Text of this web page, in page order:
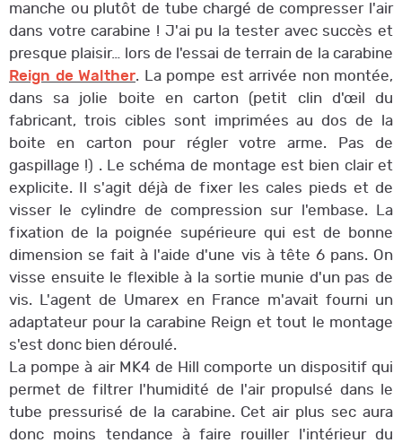
manche ou plutôt de tube chargé de compresser l'air
dans votre carabine ! J'ai pu la tester avec succès et
presque plaisir… lors de l'essai de terrain de la carabine
Reign de Walther. La pompe est arrivée non montée,
dans sa jolie boite en carton (petit clin d'œil du
fabricant, trois cibles sont imprimées au dos de la
boite en carton pour régler votre arme. Pas de
gaspillage !) . Le schéma de montage est bien clair et
explicite. Il s'agit déjà de fixer les cales pieds et de
visser le cylindre de compression sur l'embase. La
fixation de la poignée supérieure qui est de bonne
dimension se fait à l'aide d'une vis à tête 6 pans. On
visse ensuite le flexible à la sortie munie d'un pas de
vis. L'agent de Umarex en France m'avait fourni un
adaptateur pour la carabine Reign et tout le montage
s'est donc bien déroulé.
La pompe à air MK4 de Hill comporte un dispositif qui
permet de filtrer l'humidité de l'air propulsé dans le
tube pressurisé de la carabine. Cet air plus sec aura
donc moins tendance à faire rouiller l'intérieur du